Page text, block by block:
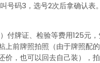
号码3，选号2次后拿确认
付牌证、检验等费用125元
前牌照拍照（由于牌照配
，也可以回去自己装），